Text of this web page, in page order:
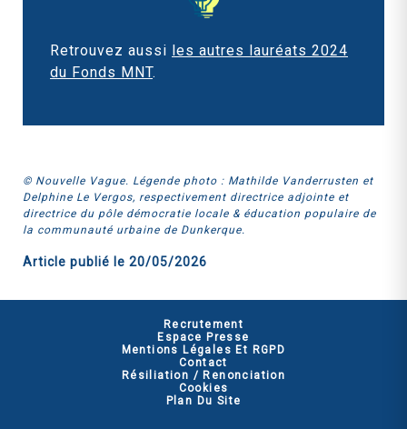
Retrouvez aussi les autres lauréats 2024
du Fonds MNT.
© Nouvelle Vague. Légende photo : Mathilde Vanderrusten et
Delphine Le Vergos, respectivement directrice adjointe et
directrice du pôle démocratie locale & éducation populaire de
la communauté urbaine de Dunkerque.
Article publié le 20/05/2026
Recrutement
Espace Presse
Mentions Légales Et RGPD
Contact
Résiliation / Renonciation
Cookies
Plan Du Site